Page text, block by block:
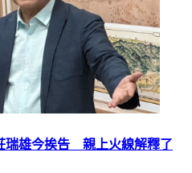
瑞雄今挨告 親上火線解釋了